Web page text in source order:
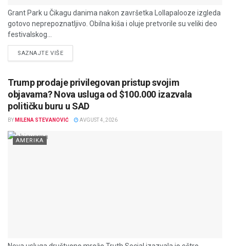
Grant Park u Čikagu danima nakon završetka Lollapalooze izgleda
gotovo neprepoznatljivo. Obilna kiša i oluje pretvorile su veliki deo
festivalskog...
SAZNAJTE VIŠEDETAILS
Trump prodaje privilegovan pristup svojim
objavama? Nova usluga od $100.000 izazvala
političku buru u SAD
BY MILENA STEVANOVIĆ AVGUST 4, 2026
AMERIKA